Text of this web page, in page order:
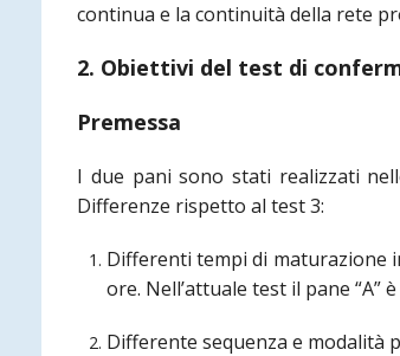
continua e la continuità della rete
2. Obiettivi del test di
Premessa
I due pani sono stati realizzati
Differenze rispetto al test 3:
Differenti tempi di maturazione
ore. Nell’attuale test il pane “A”
Differente sequenza e modalità